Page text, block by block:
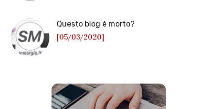
Questo blog è morto?
[05/03/2020]